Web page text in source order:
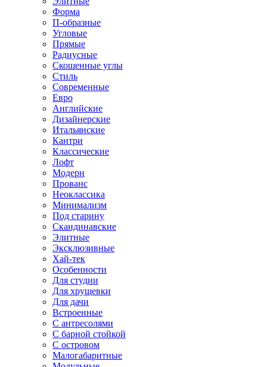
Форма
П-образные
Угловые
Прямые
Радиусные
Скошенные углы
Стиль
Современные
Евро
Английские
Дизайнерские
Итальянские
Кантри
Классические
Лофт
Модерн
Прованс
Неоклассика
Минимализм
Под старину
Скандинавские
Элитные
Эксклюзивные
Хай-тек
Особенности
Для студии
Для хрущевки
Для дачи
Встроенные
С антресолями
С барной стойкой
С островом
Малогабаритные